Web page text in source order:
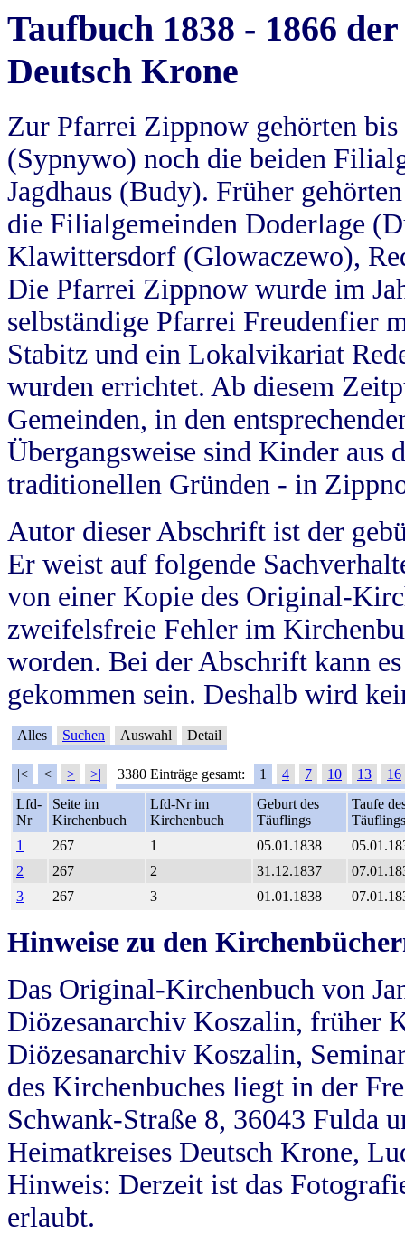
Taufbuch 1838 - 1866
Deutsch Krone
Zur Pfarrei Zippnow gehörten
(Sypnywo) noch die beiden
Jagdhaus (Budy). Früher
die Filialgemeinden Doderlage
Klawittersdorf (Glowaczewo),
Die Pfarrei Zippnow wurde im
selbständige Pfarrei Freudenfier
Stabitz und ein Lokalvikariat
wurden errichtet. Ab diesem
Gemeinden, in den
Übergangsweise sind Kinder aus
traditionellen Gründen - in
Autor dieser Abschrift ist der
Er weist auf folgende
von einer Kopie des Original-
zweifelsfreie Fehler im
worden. Bei der Abschrift kann
gekommen sein. Deshalb wird
Alles Suchen Auswahl Detail
|< < > >| 3380 Einträge gesamt: 1 4 7 10 13
16
Lfd-
Nr
Seite im
Kirchenbuch
Lfd-Nr im
Kirchenbuch
Geburt des
Täuflings
Taufe
Täuflings
1
267 1 05.01.1838
2
267 2 31.12.1837
3
267 3 01.01.1838
Hinweise zu den
Das Original-Kirchenbuch von
Diözesanarchiv Koszalin, früher
Diözesanarchiv Koszalin,
des Kirchenbuches liegt in der
Schwank-Straße 8, 36043 Fulda
Heimatkreises Deutsch Krone,
Hinweis: Derzeit ist das
erlaubt.